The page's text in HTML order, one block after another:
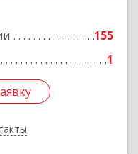
155
1
Подробнее